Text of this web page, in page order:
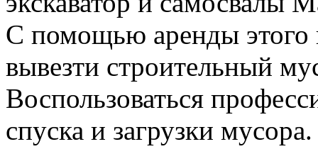
С помощью аренды этого
вывезти строительный
Воспользоваться
спуска и загрузки мусора.